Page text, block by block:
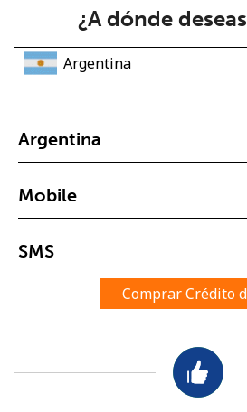
No se
Una letra mayúscula y una minúscula
Un número
Mantente en contacto para recibir
¿A dónde
Argentina
Mobile
SMS
Comprar Crédito